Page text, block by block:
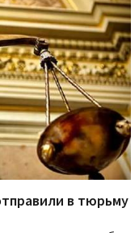
в тюрьму